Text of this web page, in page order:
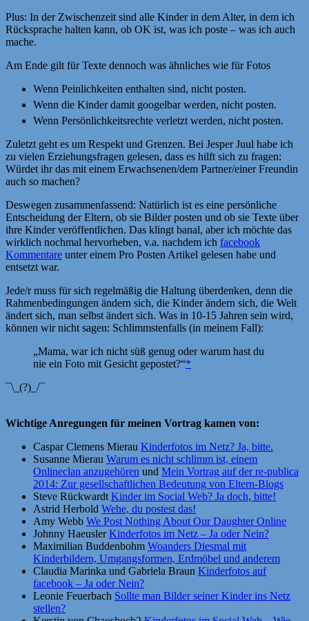
Plus: In der Zwischenzeit sind alle Kinder in dem Alter, in dem ich
Rücksprache halten kann, ob OK ist, was ich poste – was ich auch
mache.
Am Ende gilt für Texte dennoch was ähnliches wie für Fotos
­Wenn Peinlichkeiten enthalten sind, nicht posten.
Wenn die Kinder damit googelbar werden, nicht posten.
Wenn Persönlichkeitsrechte verletzt werden, nicht posten.
Zuletzt geht es um Respekt und Grenzen. Bei Jesper Juul habe ich
zu vielen Erziehungsfragen gelesen, dass es hilft sich zu fragen:
Würdet ihr das mit einem Erwachsenen/dem Partner/einer Freundin
auch so machen?
Deswegen zusammenfassend: Natürlich ist es eine persönliche
Entscheidung der Eltern, ob sie Bilder posten und ob sie Texte über
ihre Kinder veröffentlichen. Das klingt banal, aber ich möchte das
wirklich nochmal hervorheben, v.a. nachdem ich facebook
Kommentare unter einem Pro Posten Artikel gelesen habe und
entsetzt war.
Jede/r muss für sich regelmäßig die Haltung überdenken, denn die
Rahmenbedingungen ändern sich, die Kinder ändern sich, die Welt
ändert sich, man selbst ändert sich. Was in 10-15 Jahren sein wird,
können wir nicht sagen: Schlimmstenfalls (in meinem Fall):
„Mama, war ich nicht süß genug oder warum hast du
nie ein Foto mit Gesicht gepostet?“*
¯\_(?)_/¯
Wichtige Anregungen für meinen Vortrag kamen von:
Caspar Clemens Mierau Kinderfotos im Netz? Ja, bitte.
Susanne Mierau Warum es nicht schlimm ist, einem
Onlineclan anzugehören und Mein Vortrag auf der re-publica
2014: Zur gesellschaftlichen Bedeutung von Eltern-Blogs
Steve Rückwardt Kinder im Social Web? Ja doch, bitte!
Astrid Herbold Wehe, du postest das!
Amy Webb We Post Nothing About Our Daughter Online
Johnny HaeuslerKinderfotos im Netz – Ja oder Nein?
Maximilian Buddenbohm Woanders Diesmal mit
Kinderbildern, Umgangsformen, Erdmöbel und anderem
Claudia Marinka und Gabriela Braun Kinderfotos auf
facebook – Ja oder Nein?
Leonie Feuerbach Sollte man Bilder seiner Kinder ins Netz
stellen?